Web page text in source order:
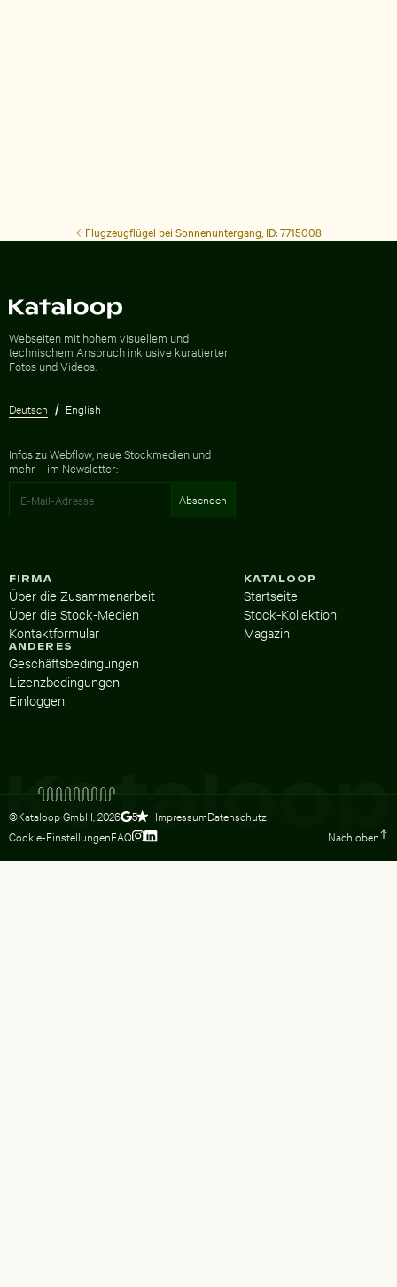
Flugzeugflügel bei Sonnenuntergang, ID: 7715008
Webseiten mit hohem visuellem und
technischem Anspruch inklusive kuratierter
Fotos und Videos.
Deutsch English
Infos zu Webflow, neue Stockmedien und
mehr – im Newsletter:
KATALOOP
Startseite
Stock-Kollektion
Magazin
FIRMA
Über die Zusammenarbeit
Über die Stock-Medien
Kontaktformular
ANDERES
Geschäftsbedingungen
Lizenzbedingungen
Einloggen
©Kataloop GmbH, 2026 5 ImpressumDatenschutz
Cookie-EinstellungenFAQ Nach oben